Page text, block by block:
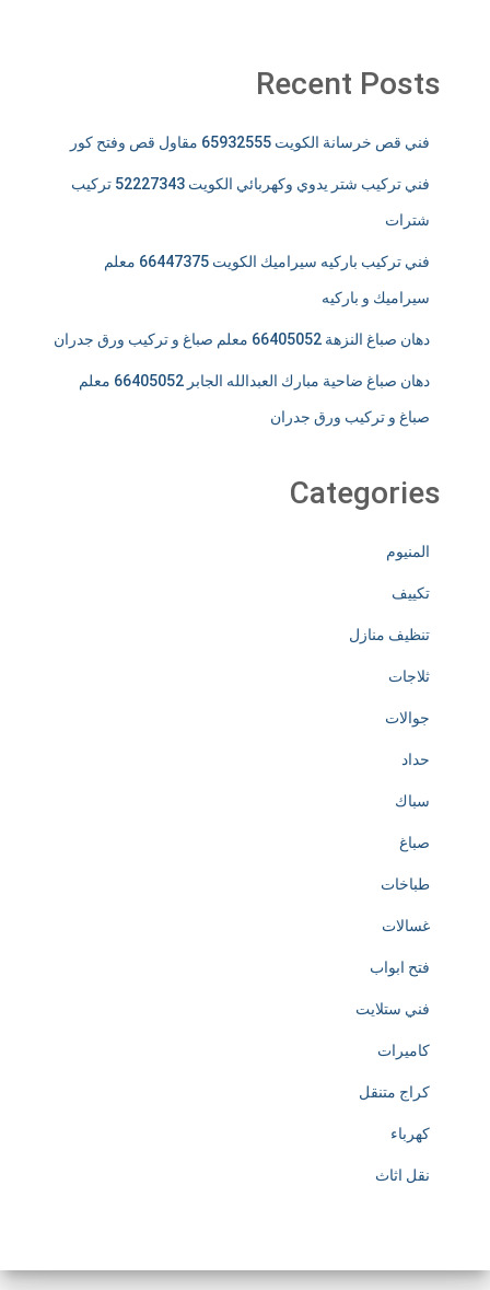
Recent Posts
فني قص خرسانة الكويت 65932555 مقاول قص وفتح كور
فني تركيب شتر يدوي وكهربائي الكويت 52227343 تركيب
شترات
فني تركيب باركيه سيراميك الكويت 66447375 معلم
سيراميك و باركيه
دهان صباغ النزهة 66405052 معلم صباغ و تركيب ورق جدران
دهان صباغ ضاحية مبارك العبدالله الجابر 66405052 معلم
صباغ و تركيب ورق جدران
Categories
المنيوم
تكييف
تنظيف منازل
ثلاجات
جوالات
حداد
سباك
صباغ
طباخات
غسالات
فتح ابواب
فني ستلايت
كاميرات
كراج متنقل
كهرباء
نقل اثاث